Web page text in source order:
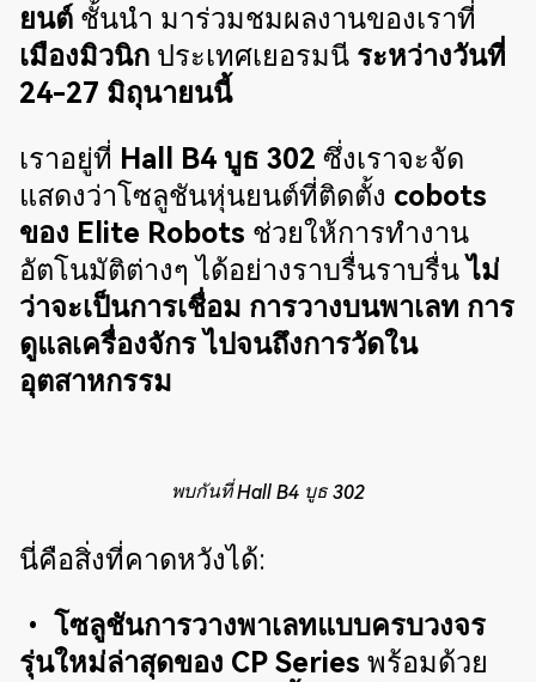
ยนต์ชั้นนำ มาร่วมชมผลงานของเราที่
เมืองมิวนิกประเทศเยอรมนี ระหว่างวันที่
24-27 มิถุนายนนี้
เราอยู่ที่ Hall B4 บูธ 302 ซึ่งเราจะจัด
แสดงว่าโซลูชันหุ่นยนต์ที่ติดตั้ง cobots
ของ Elite Robots ช่วยให้การทำงาน
อัตโนมัติต่างๆ ได้อย่างราบรื่นราบรื่นไม่
ว่าจะเป็นการเชื่อม การวางบนพาเลท การ
ดูแลเครื่องจักร ไปจนถึงการวัดใน
อุตสาหกรรม
พบกันที่ Hall B4 บูธ 302
นี่คือสิ่งที่คาดหวังได้:
• โซลูชันการวางพาเลทแบบครบวงจร
รุ่นใหม่ล่าสุดของ CP Series พร้อมด้วย